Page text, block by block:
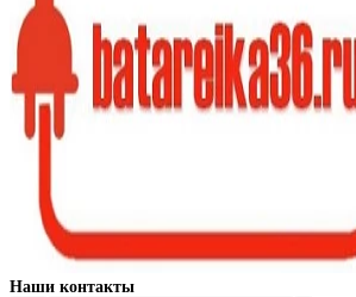
Наши контакты